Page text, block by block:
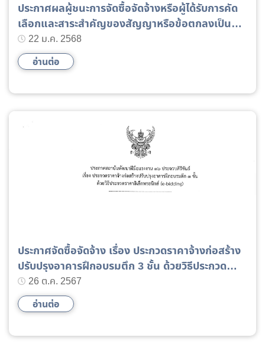
ประกาศผลผู้ชนะการจัดซื้อจัดจ้างหรือผู้ได้รับการคัด
เลือกและสาระสำคัญของสัญญาหรือข้อตกลงเป็น
หนังสือ ประจำไตรมาสที่ 1/2568
22 ม.ค. 2568
อ่านต่อ
ประกาศจัดซื้อจัดจ้าง เรื่อง ประกวดราคาจ้างก่อสร้าง
ปรับปรุงอาคารฝึกอบรมตึก 3 ชั้น ด้วยวิธีประกวด
ราคาอิเล็กทรอนิกส์ (e-bidding)
26 ต.ค. 2567
อ่านต่อ